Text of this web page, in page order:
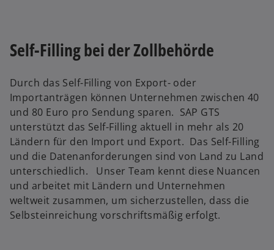
Self-Filling bei der Zollbehörde
Durch das Self-Filling von Export- oder
Importanträgen können Unternehmen zwischen 40
und 80 Euro pro Sendung sparen. SAP GTS
unterstützt das Self-Filling aktuell in mehr als 20
Ländern für den Import und Export. Das Self-Filling
und die Datenanforderungen sind von Land zu Land
unterschiedlich. Unser Team kennt diese Nuancen
und arbeitet mit Ländern und Unternehmen
weltweit zusammen, um sicherzustellen, dass die
Selbsteinreichung vorschriftsmäßig erfolgt.